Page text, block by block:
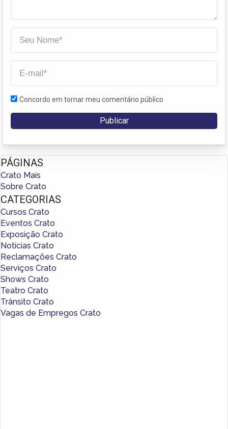
Concordo em tornar meu comentário público
PÁGINAS
Crato Mais
Sobre Crato
CATEGORIAS
Cursos Crato
Eventos Crato
Exposição Crato
Notícias Crato
Reclamações Crato
Serviços Crato
Shows Crato
Teatro Crato
Trânsito Crato
Vagas de Empregos Crato